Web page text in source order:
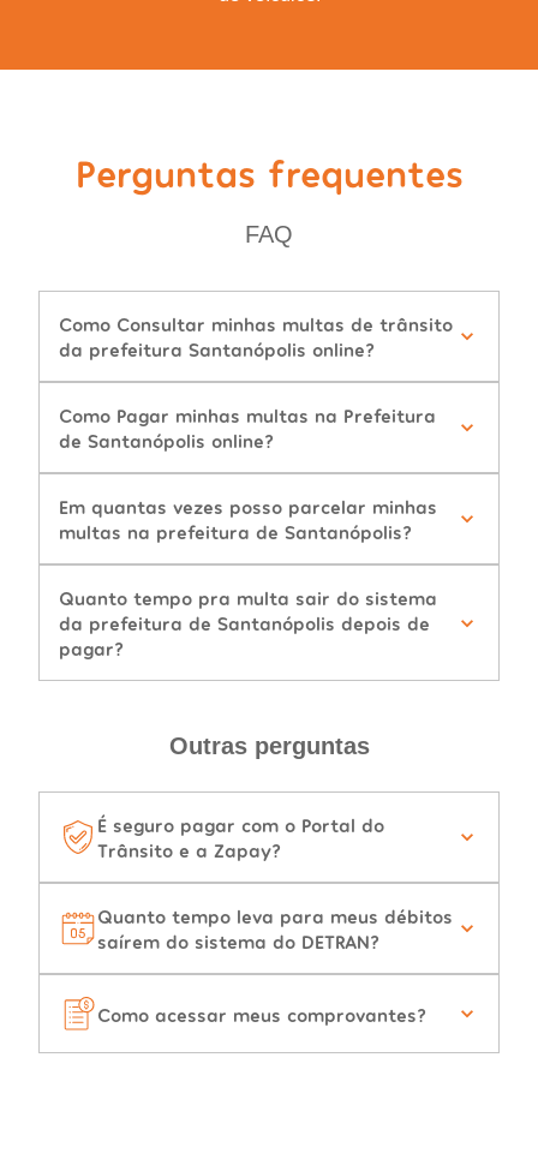
Perguntas frequentes
FAQ
Como Consultar minhas multas de trânsito
da prefeitura Santanópolis online?
Como Pagar minhas multas na Prefeitura
de Santanópolis online?
Em quantas vezes posso parcelar minhas
multas na prefeitura de Santanópolis?
Quanto tempo pra multa sair do sistema
da prefeitura de Santanópolis depois de
pagar?
Outras perguntas
É seguro pagar com o Portal do
Trânsito e a Zapay?
Quanto tempo leva para meus débitos
saírem do sistema do DETRAN?
Como acessar meus comprovantes?